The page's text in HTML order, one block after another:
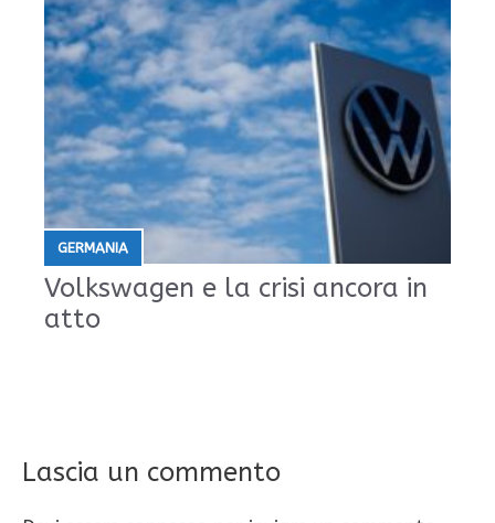
GERMANIA
Volkswagen e la crisi ancora in
atto
Lascia un commento